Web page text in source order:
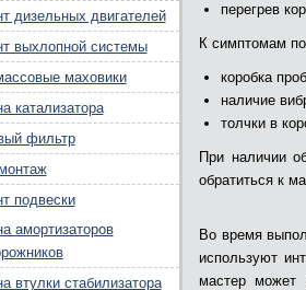
перегрев
К симптомам
коробка
наличие
толчки в
При наличии
обратиться к
Во время
используют
мастер может
дизельных двигателей
выхлопной системы
маховики
катализатора
фильтр
подвески
амортизаторов
втулки стабилизатора